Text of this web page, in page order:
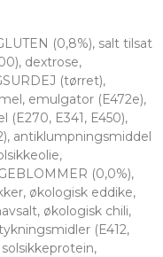
(0,8%), salt tilsat
dextrose,
(tørret),
emulgator (E472e),
E341, E450),
antiklumpningsmiddel
(0,0%),
økologisk eddike,
økologisk chili,
(E412,